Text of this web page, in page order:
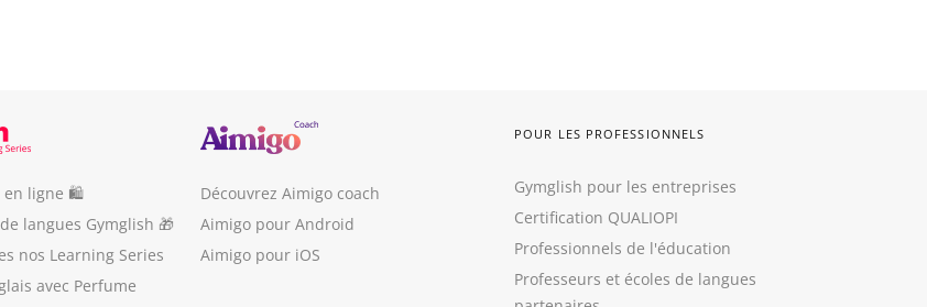
en ligne 🛍
langues Gymglish 🎁
nos Learning Series
avec Perfume
Découvrez Aimigo coach
Aimigo pour Android
Aimigo pour iOS
POUR LES PROFESSIONNELS
Gymglish pour les entreprises
Certification QUALIOPI
Professionnels de l'éducation
Professeurs et écoles de langues